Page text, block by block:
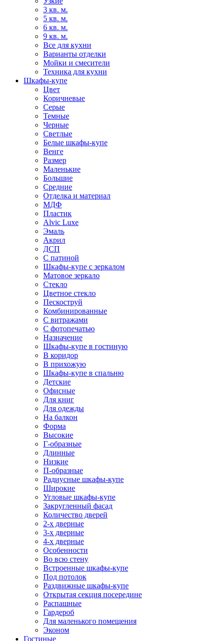
3 кв. м.
5 кв. м.
6 кв. м.
9 кв. м.
Все для кухни
Варианты отделки
Мойки и смесители
Техника для кухни
Шкафы-купе
Цвет
Коричневые
Серые
Темные
Черные
Светлые
Белые шкафы-купе
Венге
Размер
Маленькие
Большие
Средние
Отделка и материал
МДФ
Пластик
Alvic Luxe
Эмаль
Акрил
ДСП
С патиной
Шкафы-купе с зеркалом
Матовое зеркало
Стекло
Цветное стекло
Пескоструй
Комбинированные
С витражами
С фотопечатью
Назначение
Шкафы-купе в гостиную
В коридор
В прихожую
Шкафы-купе в спальню
Детские
Офисные
Для книг
Для одежды
На балкон
Форма
Высокие
Г-образные
Длинные
Низкие
П-образные
Радиусные шкафы-купе
Широкие
Угловые шкафы-купе
Закругленный фасад
Количество дверей
2-х дверные
3-х дверные
4-х дверные
Особенности
Во всю стену
Встроенные шкафы-купе
Под потолок
Раздвижные шкафы-купе
Открытая секция посередине
Распашные
Гардероб
Для маленького помещения
Эконом
Гостиные